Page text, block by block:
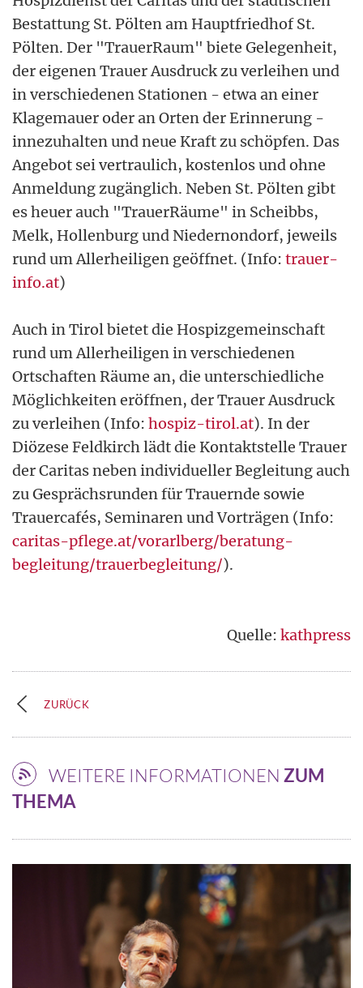
Bestattung St. Pölten am Hauptfriedhof St.
Pölten. Der "TrauerRaum" biete Gelegenheit,
der eigenen Trauer Ausdruck zu verleihen und
in verschiedenen Stationen - etwa an einer
Klagemauer oder an Orten der Erinnerung -
innezuhalten und neue Kraft zu schöpfen. Das
Angebot sei vertraulich, kostenlos und ohne
Anmeldung zugänglich. Neben St. Pölten gibt
es heuer auch "TrauerRäume" in Scheibbs,
Melk, Hollenburg und Niedernondorf, jeweils
rund um Allerheiligen geöffnet. (Info: trauer-
info.at)
Auch in Tirol bietet die Hospizgemeinschaft
rund um Allerheiligen in verschiedenen
Ortschaften Räume an, die unterschiedliche
Möglichkeiten eröffnen, der Trauer Ausdruck
zu verleihen (Info: hospiz-tirol.at). In der
Diözese Feldkirch lädt die Kontaktstelle Trauer
der Caritas neben individueller Begleitung auch
zu Gesprächsrunden für Trauernde sowie
Trauercafés, Seminaren und Vorträgen (Info:
caritas-pflege.at/vorarlberg/beratung-
begleitung/trauerbegleitung/).
Quelle: kathpress
ZURÜCK
WEITERE INFORMATIONEN ZUM
THEMA